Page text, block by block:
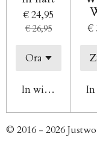
€ 24,95
€ 26,95
In winkelwagen
€
© 2016 - 2026